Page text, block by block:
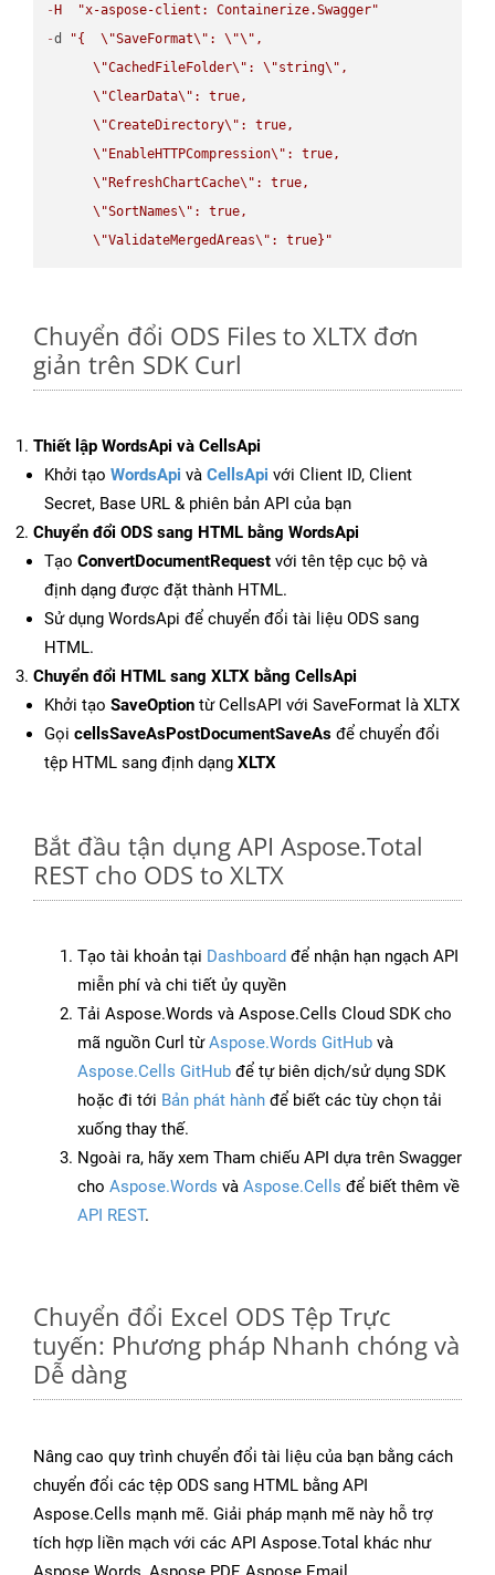
- H
"x-aspose-client: Containerize.Swagger"
-d "{ \"SaveFormat\" : \"\" ,
\"CachedFileFolder\" : \"string\" ,
\"ClearData\" : true,
\"CreateDirectory\" : true,
\" EnableHTTPCompression\" : true,
\" RefreshChartCache\" : true,
\"SortNames\" : true,
\"ValidateMergedAreas\" : true}"
Chuyển đổi ODS Files to XLTX đơn
giản trên SDK Curl
Thiết lập WordsApi và CellsApi
Khởi tạo WordsApi và CellsApi với Client ID, Client
Secret, Base URL & phiên bản API của bạn
Chuyển đổi ODS sang HTML bằng WordsApi
Tạo ConvertDocumentRequest với tên tệp cục bộ và
định dạng được đặt thành HTML.
Sử dụng WordsApi để chuyển đổi tài liệu ODS sang
HTML.
Chuyển đổi HTML sang XLTX bằng CellsApi
Khởi tạo SaveOption từ CellsAPI với SaveFormat là XLTX
Gọi cellsSaveAsPostDocumentSaveAs để chuyển đổi
tệp HTML sang định dạng XLTX
Bắt đầu tận dụng API Aspose.Total
REST cho ODS to XLTX
Tạo tài khoản tại Dashboard để nhận hạn ngạch API
miễn phí và chi tiết ủy quyền
Tải Aspose.Words và Aspose.Cells Cloud SDK cho
mã nguồn Curl từAspose.Words GitHub và
Aspose.Cells GitHub để tự biên dịch/sử dụng SDK
hoặc đi tới Bản phát hành để biết các tùy chọn tải
xuống thay thế.
Ngoài ra, hãy xem Tham chiếu API dựa trên Swagger
cho Aspose.Words và Aspose.Cells để biết thêm về
API REST.
Chuyển đổi Excel ODS Tệp Trực
tuyến: Phương pháp Nhanh chóng và
Dễ dàng
Nâng cao quy trình chuyển đổi tài liệu của bạn bằng cách
chuyển đổi các tệp ODS sang HTML bằng API
Aspose.Cells mạnh mẽ. Giải pháp mạnh mẽ này hỗ trợ
tích hợp liền mạch với các API Aspose.Total khác như